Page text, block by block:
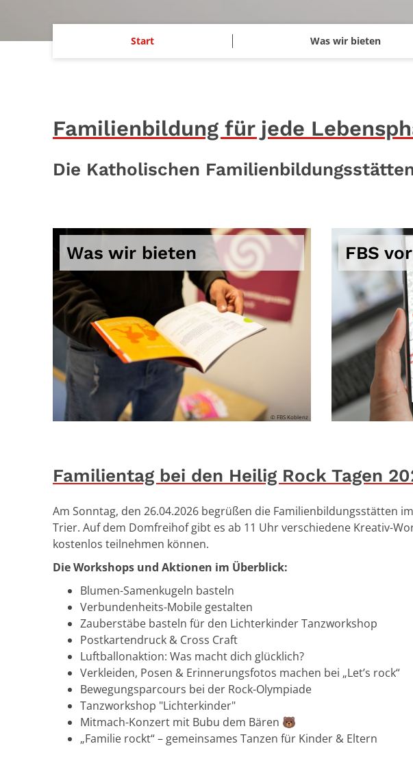
Start Was wir bieten
Familienbildung für jede
Die Katholischen
Was wir bieten
© FBS Koblenz
FBS
Familientag bei den Heilig Rock Tagen
Am Sonntag, den 26.04.2026 begrüßen die Familienbildungsstätten
Trier. Auf dem Domfreihof gibt es ab 11 Uhr verschiedene Kreativ-
kostenlos teilnehmen können.
Die Workshops und Aktionen im Überblick:
Blumen-Samenkugeln basteln
Verbundenheits-Mobile gestalten
Zauberstäbe basteln für den Lichterkinder Tanzworkshop
Postkartendruck & Cross Craft
Luftballonaktion: Was macht dich glücklich?
Verkleiden, Posen & Erinnerungsfotos machen bei „Let’s rock“
Bewegungsparcours bei der Rock-Olympiade
Tanzworkshop "Lichterkinder"
Mitmach-Konzert mit Bubu dem Bären 🐻
„Familie rockt“ – gemeinsames Tanzen für Kinder & Eltern